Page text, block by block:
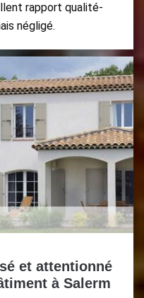
rapport qualité-
négligé.
et attentionné
à Salerm